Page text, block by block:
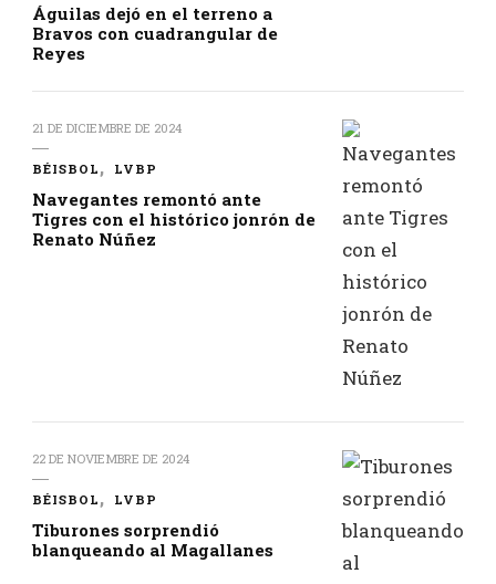
Águilas dejó en el terreno a
Bravos con cuadrangular de
Reyes
21 DE DICIEMBRE DE 2024
BÉISBOL LVBP
Navegantes remontó ante
Tigres con el histórico jonrón de
Renato Núñez
22 DE NOVIEMBRE DE 2024
BÉISBOL LVBP
Tiburones sorprendió
blanqueando al Magallanes